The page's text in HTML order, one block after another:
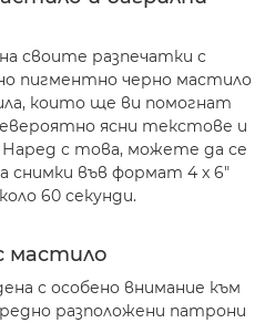
своите разпечатки с
пигментно черно мастило
които ще ви помогнат
ясни текстове и
Наред с това, можете да се
снимки във формат 4 x 6"
60 секунди.
мастило
с особено внимание към
разположени патрони